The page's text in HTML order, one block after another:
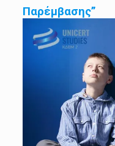
Παρέμβασης”